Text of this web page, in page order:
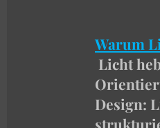
Warum
Licht
Design: